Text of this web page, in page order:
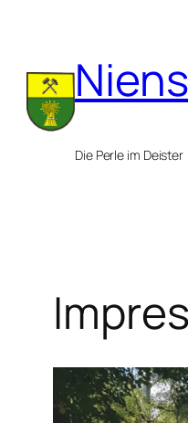
springen
Die Perle im Deister